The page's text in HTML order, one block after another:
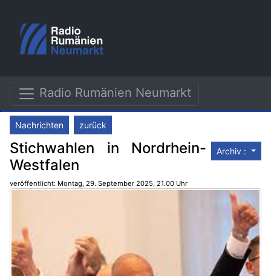
Radio Rumänien Neumarkt
Nachrichten zurück
Archiv :
Stichwahlen in Nordrhein-
Westfalen
veröffentlicht: Montag, 29. September 2025, 21.00 Uhr